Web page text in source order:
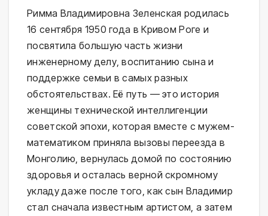
Римма Владимировна Зеленская родилась
16 сентября 1950 года в Кривом Роге и
посвятила большую часть жизни
инженерному делу, воспитанию сына и
поддержке семьи в самых разных
обстоятельствах. Её путь — это история
женщины технической интеллигенции
советской эпохи, которая вместе с мужем-
математиком приняла вызовы переезда в
Монголию, вернулась домой по состоянию
здоровья и осталась верной скромному
укладу даже после того, как сын Владимир
стал сначала известным артистом, а затем